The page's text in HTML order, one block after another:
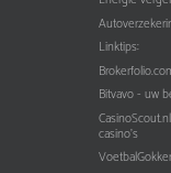
Linktips:
Bitvavo - uw
casino's